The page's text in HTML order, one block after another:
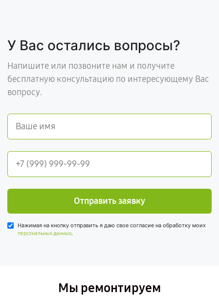
У Вас остались вопросы?
Напишите или позвоните нам и получите
бесплатную консультацию по интересующему Вас
вопросу.
Отправить заявку
Нажимая на кнопку отправить я даю свое согласие на обработку моих
персональных данных.
Мы ремонтируем